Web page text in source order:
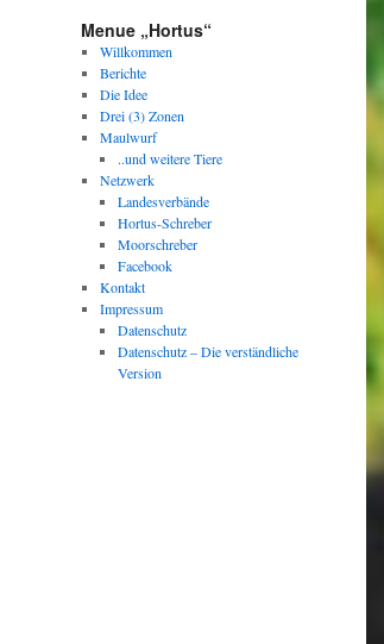
Menue „Hortus“
Willkommen
Berichte
Die Idee
Drei (3) Zonen
Maulwurf
..und weitere Tiere
Netzwerk
Landesverbände
Hortus-Schreber
Moorschreber
Facebook
Kontakt
Impressum
Datenschutz
Datenschutz – Die verständliche
Version